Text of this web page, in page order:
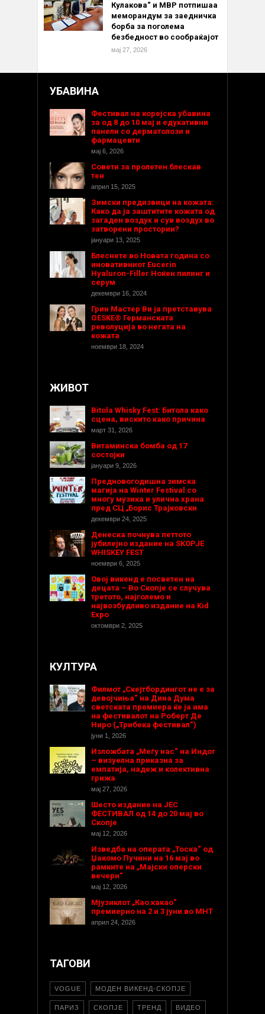
Кулакова“ и МВР потпишаа
меморандум за заедничка
борба за поголема
безбедност во сообраќајот
мај 27, 2026
УБАВИНА
Фестивал на корејска убавина
за од 8 до 10 мај и едукативни
панели со дерматолози и
фармацевти
мај 6, 2026
Совети за пролетен блескав
тен
април 15, 2025
Зимски предизвици на кожата:
Како да ја заштитите кожата од
загаден воздух и сув воздух во
затворени простории?
јануари 13, 2025
Блеснете во Новата година со
иновативниот Eucerin
Hyaluron-Filler Ноќен пилинг и
серум
декември 16, 2024
Грин Мастер Ви ја претставува
GESKE® Германската
револуција во негата на
кожата
ноември 18, 2024
ЖИВОТ
Bitola Whisky Fest: Битола како
сцена, вискито како причина
март 31, 2026
Витаминска бомба од 17
состојки
јануари 9, 2026
Предновогодишнa зимска
магија на Winter Festival со
многу музика и улична храна
пред СЦ „Борис Трајковски
декември 24, 2025
Денеска почнува петтото
јубилејно издание на SKOPJE
WHISKEY FEST
ноември 6, 2025
Овој викенд е посветен на
децата – Во Скопје се случува
третото, најголемо и
највозбудливо издание на Kid
Expo
октомври 2, 2025
КУЛТУРА
Филмот „Скејтбордингот не е за
девојчиња“ на Дина Дума
светската премиера ќе ја има
на фестивалот на Роберт Де
Ниро („Трибека фестивал“)
јуни 1, 2026
Изложбата „Меѓу нас“ на Индог
– визуелна приказна за
емпатија, надеж и колективна
грижа
мај 27, 2026
Шесто издание на ЈЕС
ФЕСТИВАЛ од 14 до 20 мај во
Скопје
мај 12, 2026
Изведба на операта „Тоска“ од
Џакомо Пучини на 16 мај во
рамките на „Мајски оперски
вечери“
мај 12, 2026
Мјузиклот „Као какао“
премиерно на 2 и 3 јуни во МНТ
април 24, 2026
ТАГОВИ
VOGUE МОДЕН ВИКЕНД-СКОПЈЕ
ПАРИЗ СКОПЈЕ ТРЕНД ВИДЕО